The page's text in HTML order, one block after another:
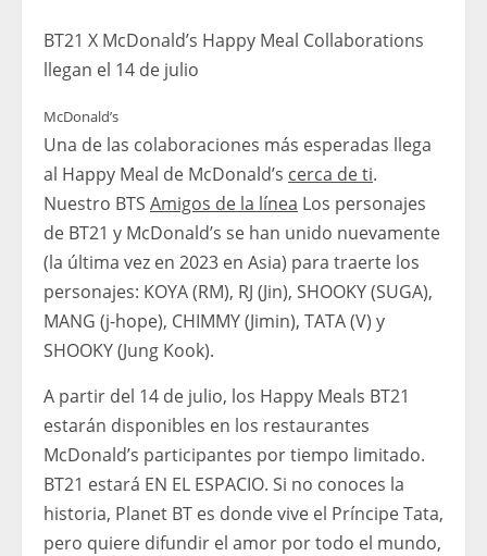
BT21 X McDonald’s Happy Meal Collaborations
llegan el 14 de julio
McDonald’s
Una de las colaboraciones más esperadas llega
al Happy Meal de McDonald’s cerca de ti.
Nuestro BTS Amigos de la línea Los personajes
de BT21 y McDonald’s se han unido nuevamente
(la última vez en 2023 en Asia) para traerte los
personajes: KOYA (RM), RJ (Jin), SHOOKY (SUGA),
MANG (j-hope), CHIMMY (Jimin), TATA (V) y
SHOOKY (Jung Kook).
A partir del 14 de julio, los Happy Meals BT21
estarán disponibles en los restaurantes
McDonald’s participantes por tiempo limitado.
BT21 estará EN EL ESPACIO. Si no conoces la
historia, Planet BT es donde vive el Príncipe Tata,
pero quiere difundir el amor por todo el mundo,